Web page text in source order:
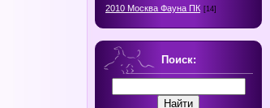
2010 Москва Фауна ПК [14]
Поиск: